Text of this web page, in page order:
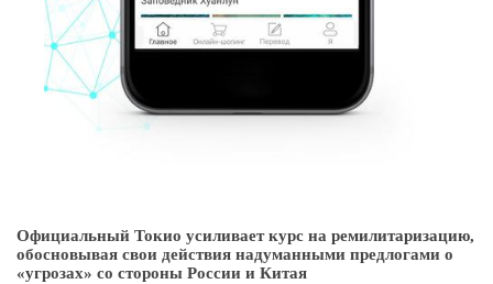
Официальный Токио усиливает курс на ремилитаризацию,
обосновывая свои действия надуманными предлогами о
«угрозах» со стороны России и Китая